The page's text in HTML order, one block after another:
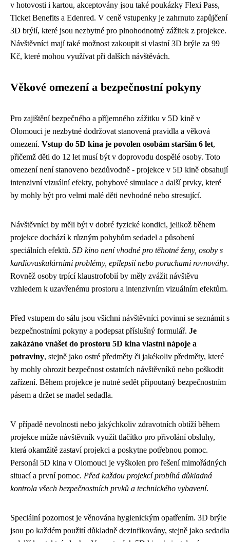
v hotovosti i kartou, akceptovány jsou také poukázky Flexi Pass,
Ticket Benefits a Edenred. V ceně vstupenky je zahrnuto zapůjčení
3D brýlí, které jsou nezbytné pro plnohodnotný zážitek z projekce.
Návštěvníci mají také možnost zakoupit si vlastní 3D brýle za 99
Kč, které mohou využívat při dalších návštěvách.
Věkové omezení a bezpečnostní pokyny
Pro zajištění bezpečného a příjemného zážitku v 5D kině v
Olomouci je nezbytné dodržovat stanovená pravidla a věková
omezení. Vstup do 5D kina je povolen osobám starším 6 let,
přičemž děti do 12 let musí být v doprovodu dospělé osoby. Toto
omezení není stanoveno bezdůvodně - projekce v 5D kině obsahují
intenzivní vizuální efekty, pohybové simulace a další prvky, které
by mohly být pro velmi malé děti nevhodné nebo stresující.
Návštěvníci by měli být v dobré fyzické kondici, jelikož během
projekce dochází k různým pohybům sedadel a působení
speciálních efektů. 5D kino není vhodné pro těhotné ženy, osoby s
kardiovaskulárními problémy, epilepsií nebo poruchami rovnováhy.
Rovněž osoby trpící klaustrofobií by měly zvážit návštěvu
vzhledem k uzavřenému prostoru a intenzivním vizuálním efektům.
Před vstupem do sálu jsou všichni návštěvníci povinni se seznámit s
bezpečnostními pokyny a podepsat příslušný formulář. Je
zakázáno vnášet do prostoru 5D kina vlastní nápoje a
potraviny, stejně jako ostré předměty či jakékoliv předměty, které
by mohly ohrozit bezpečnost ostatních návštěvníků nebo poškodit
zařízení. Během projekce je nutné sedět připoutaný bezpečnostním
pásem a držet se madel sedadla.
V případě nevolnosti nebo jakýchkoliv zdravotních obtíží během
projekce může návštěvník využít tlačítko pro přivolání obsluhy,
která okamžitě zastaví projekci a poskytne potřebnou pomoc.
Personál 5D kina v Olomouci je vyškolen pro řešení mimořádných
situací a první pomoc. Před každou projekcí probíhá důkladná
kontrola všech bezpečnostních prvků a technického vybavení.
Speciální pozornost je věnována hygienickým opatřením. 3D brýle
jsou po každém použití důkladně dezinfikovány, stejně jako sedadla